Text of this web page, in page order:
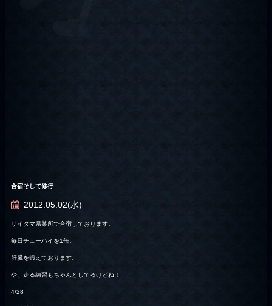
合宿そして修行
2012.05.02(水)
サイタマ県某所で合宿しております。
毎日チューハイを1缶。
肝臓を鍛えております。
や、走る練習もちゃんとしてるけどね！
4/28